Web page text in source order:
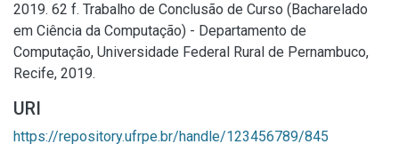
2019. 62 f. Trabalho de Conclusão de Curso (Bacharelado
em Ciência da Computação) - Departamento de
Computação, Universidade Federal Rural de Pernambuco,
Recife, 2019.
URI
https://repository.ufrpe.br/handle/123456789/845